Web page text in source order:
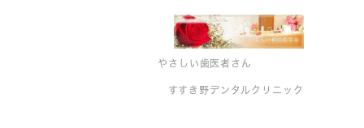
やさしい歯医者さん
すすき野デンタルクリニック